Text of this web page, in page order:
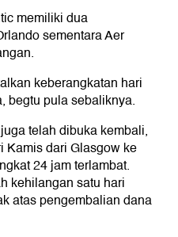
memiliki dua
sementara Aer
keberangkatan hari
begtu pula sebaliknya.
telah dibuka kembali,
Kamis dari Glasgow ke
24 jam terlambat.
kehilangan satu hari
atas pengembalian dana